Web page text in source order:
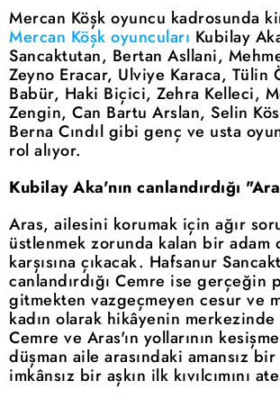
Mercan Köşk oyuncu kadrosunda
Mercan Köşk oyuncuları Kubilay
Sancaktutan, Bertan Asllani,
Zeyno Eracar, Ulviye Karaca, Tülin
Babür, Haki Biçici, Zehra Kelleci,
Zengin, Can Bartu Arslan, Selin
Berna Cındıl gibi genç ve usta
rol alıyor.
Kubilay Aka'nın canlandırdığı
Aras, ailesini korumak için ağır
üstlenmek zorunda kalan bir adam
karşısına çıkacak. Hafsanur
canlandırdığı Cemre ise gerçeğin
gitmekten vazgeçmeyen cesur ve
kadın olarak hikâyenin
Cemre ve Aras'ın yollarının
düşman aile arasındaki amansız bir
imkânsız bir aşkın ilk kıvılcımını